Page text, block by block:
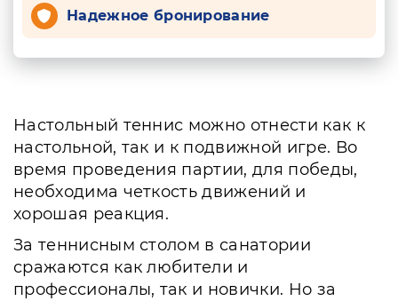
Надежное бронирование
Настольный теннис можно отнести как к
настольной, так и к подвижной игре. Во
время проведения партии, для победы,
необходима четкость движений и
хорошая реакция.
За теннисным столом в санатории
сражаются как любители и
профессионалы, так и новички. Но за